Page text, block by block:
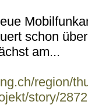
schon
am...
region/
story/